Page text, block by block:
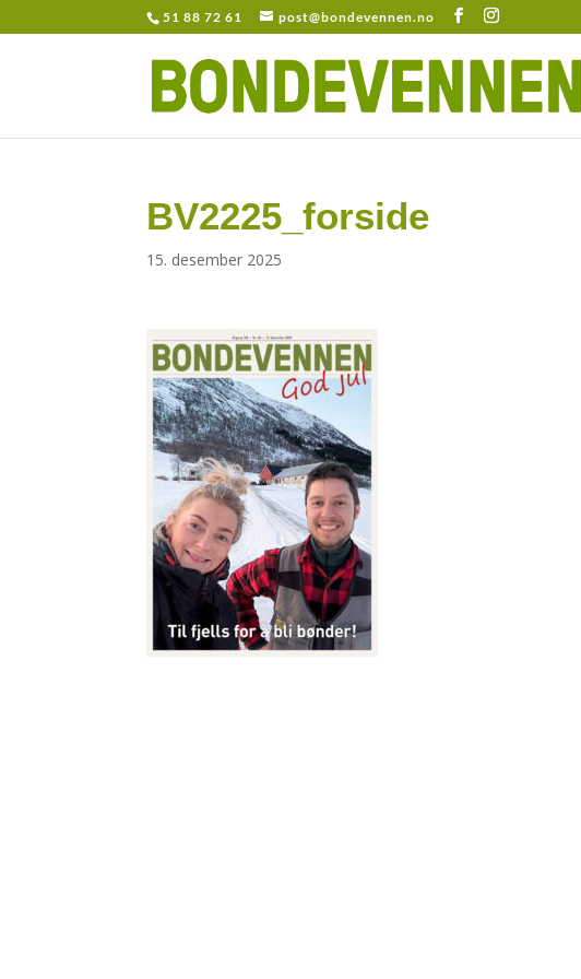
51 88 72 61 post@bondevennen.no
BV2225_forside
15. desember 2025